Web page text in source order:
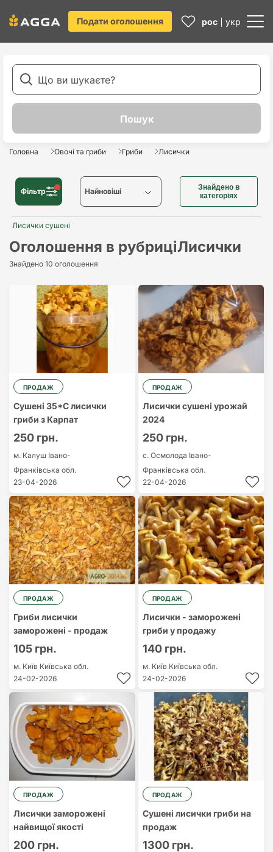
Подати оголошення рос укр
Головна Овочі та гриби Гриби Лисички
Фільтр Найновіші
Найстаріші
Найдорожчий
Найдешевший
Знайдено в
категоріях
Лисички сушені
Оголошення в рубриціЛисички
Знайдено 10 оголошення
ПРОДАЖ
Сушені 35*C лисички
гриби з Карпат
250 грн.
м. Калуш Івано-
Франківська обл.
23-04-2026
ПРОДАЖ
Лисички сушені урожай
2024
250 грн.
с. Осмолода Івано-
Франківська обл.
22-04-2026
ПРОДАЖ
Гриби лисички
заморожені - продаж
105 грн.
м. Київ Київська обл.
24-02-2026
ПРОДАЖ
Лисички - заморожені
гриби у продажу
140 грн.
м. Київ Київська обл.
24-02-2026
ПРОДАЖ
Лисички заморожені
найвищої якості
200 грн.
ПРОДАЖ
Сушені лисички гриби на
продаж
1300 грн.